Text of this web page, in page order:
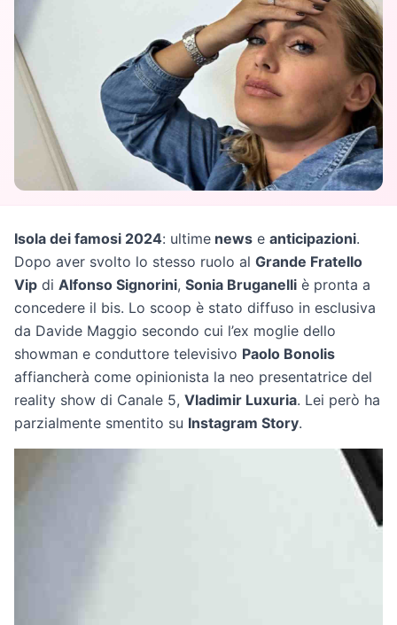
Isola dei famosi 2024: ultime news e anticipazioni.
Dopo aver svolto lo stesso ruolo al Grande Fratello
Vip di Alfonso Signorini, Sonia Bruganelli è pronta a
concedere il bis. Lo scoop è stato diffuso in esclusiva
da Davide Maggio secondo cui l’ex moglie dello
showman e conduttore televisivo Paolo Bonolis
affiancherà come opinionista la neo presentatrice del
reality show di Canale 5, Vladimir Luxuria. Lei però ha
parzialmente smentito su Instagram Story.